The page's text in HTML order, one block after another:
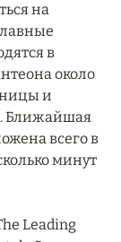
на
в
около
и
Ближайшая
всего в
минут
Leading